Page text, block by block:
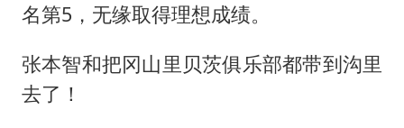
名第5，无缘取得理想成绩。
张本智和把冈山里贝茨俱乐部都带到沟里
去了！